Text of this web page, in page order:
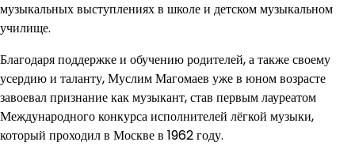
музыкальных выступлениях в школе и детском музыкальном
училище.
Благодаря поддержке и обучению родителей, а также своему
усердию и таланту, Муслим Магомаев уже в юном возрасте
завоевал признание как музыкант, став первым лауреатом
Международного конкурса исполнителей лёгкой музыки,
который проходил в Москве в 1962 году.